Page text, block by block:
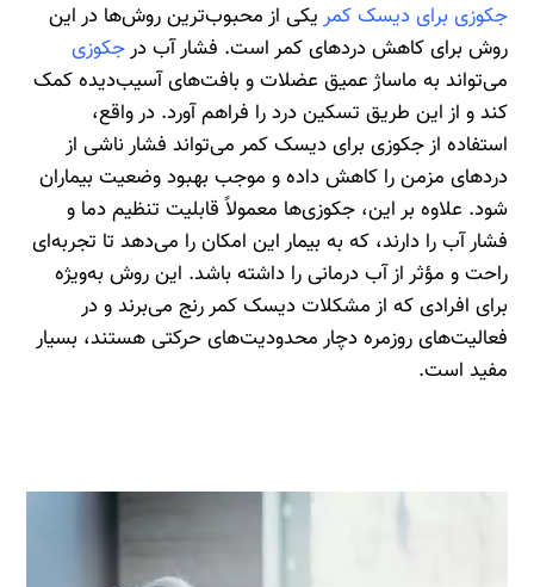
جکوزی برای دیسک کمر یکی از محبوب‌ترین روش‌ها در این
روش برای کاهش دردهای کمر است. فشار آب درجکوزی
می‌تواند به ماساژ عمیق عضلات و بافت‌های آسیب‌دیده کمک
کند و از این طریق تسکین درد را فراهم آورد. در واقع،
استفاده از جکوزی برای دیسک کمر می‌تواند فشار ناشی از
دردهای مزمن را کاهش داده و موجب بهبود وضعیت بیماران
شود. علاوه بر این، جکوزی‌ها معمولاً قابلیت تنظیم دما و
فشار آب را دارند، که به بیمار این امکان را می‌دهد تا تجربه‌ای
راحت و مؤثر از آب درمانی را داشته باشد. این روش به‌ویژه
برای افرادی که از مشکلات دیسک کمر رنج می‌برند و در
فعالیت‌های روزمره دچار محدودیت‌های حرکتی هستند، بسیار
مفید است.